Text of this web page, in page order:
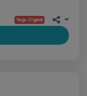
Vaga Urgente